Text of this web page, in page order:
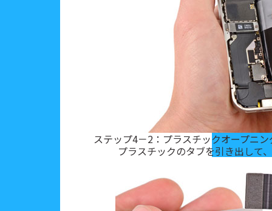
ステップ4－2：プラスチックオープニ
プラスチックのタブを引き出して